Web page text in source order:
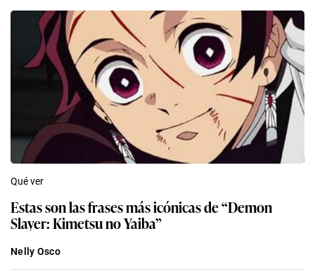
Qué ver
Estas son las frases más icónicas de “Demon
Slayer: Kimetsu no Yaiba”
Nelly Osco